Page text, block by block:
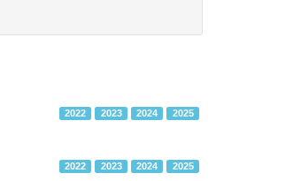
2022 2023 2024 2025
2022 2023 2024 2025